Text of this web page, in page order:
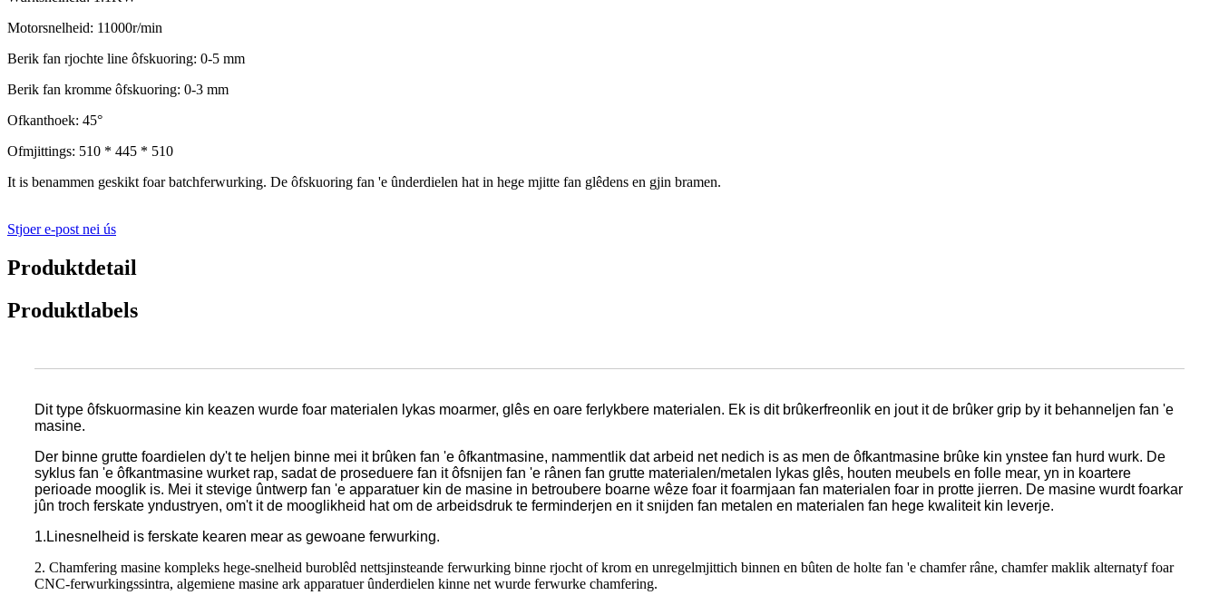
Motorsnelheid: 11000r/min
Berik fan rjochte line ôfskuoring: 0-5 mm
Berik fan kromme ôfskuoring: 0-3 mm
Ofkanthoek: 45°
Ofmjittings: 510 * 445 * 510
It is benammen geskikt foar batchferwurking. De ôfskuoring fan 'e ûnderdielen hat in hege mjitte fan glêdens en gjin bramen.
Stjoer e-post nei ús
Produktdetail
Produktlabels
Dit type ôfskuormasine kin keazen wurde foar materialen lykas moarmer, glês en oare ferlykbere materialen. Ek is dit brûkerfreonlik en jout it de brûker grip by it behanneljen fan 'e
masine.
Der binne grutte foardielen dy't te heljen binne mei it brûken fan 'e ôfkantmasine, nammentlik dat arbeid net nedich is as men de ôfkantmasine brûke kin ynstee fan hurd wurk. De
syklus fan 'e ôfkantmasine wurket rap, sadat de proseduere fan it ôfsnijen fan 'e rânen fan grutte materialen/metalen lykas glês, houten meubels en folle mear, yn in koartere
perioade mooglik is. Mei it stevige ûntwerp fan 'e apparatuer kin de masine in betroubere boarne wêze foar it foarmjaan fan materialen foar in protte jierren. De masine wurdt foarkar
jûn troch ferskate yndustryen, om't it de mooglikheid hat om de arbeidsdruk te ferminderjen en it snijden fan metalen en materialen fan hege kwaliteit kin leverje.
1.Linesnelheid is ferskate kearen mear as gewoane ferwurking.
2. Chamfering masine kompleks hege-snelheid buroblêd nettsjinsteande ferwurking binne rjocht of krom en unregelmjittich binnen en bûten de holte fan 'e chamfer râne, chamfer maklik alternatyf foar
CNC-ferwurkingssintra, algemiene masine ark apparatuer ûnderdielen kinne net wurde ferwurke chamfering.